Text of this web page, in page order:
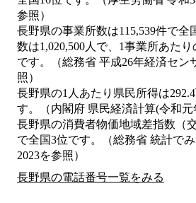
参照）
長野県の事業所数は115,539件で全
数は1,020,500人で、1事業所あたり
です。（総務省 平成26年経済セン
照）
長野県の1人あたり県民所得は
す。（内閣府 県民経済計算(令和元
長野県の消費者物価地域差指数（
で全国3位です。（総務省 統計で
2023を参照）
長野県の電話番号一覧をみる